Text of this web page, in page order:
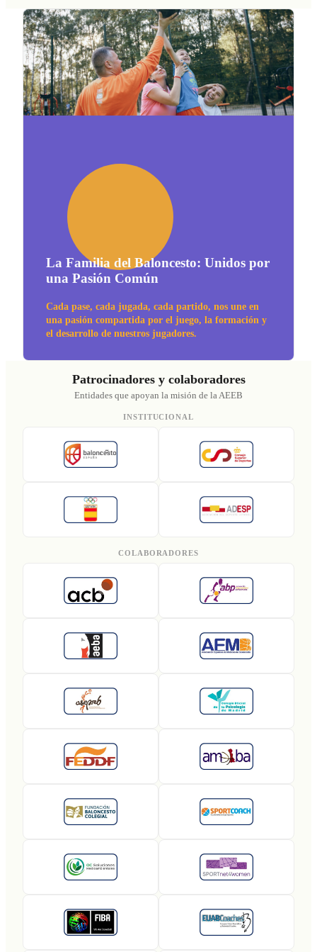
La Familia del Baloncesto: Unidos por
una Pasión Común
Cada pase, cada jugada, cada partido, nos une en
una pasión compartida por el juego, la formación y
el desarrollo de nuestros jugadores.
Patrocinadores y colaboradores
Entidades que apoyan la misión de la AEEB
INSTITUCIONAL
COLABORADORES